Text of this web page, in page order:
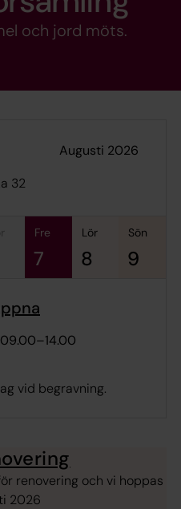
och jord möts.
augusti 2026
32
fre
7
lör
8
sön
9
09.00–14.00
vid begravning.
renovering och vi hoppas
2026